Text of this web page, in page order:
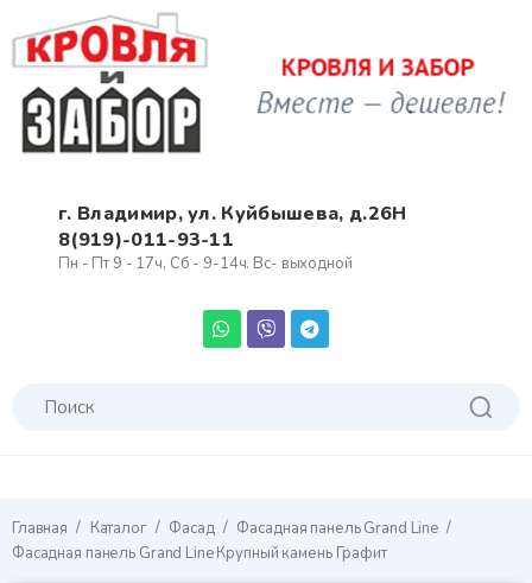
г. Владимир, ул. Куйбышева, д.26Н
8(919)-011-93-11
Пн - Пт 9 - 17ч, Сб - 9-14ч. Вс- выходной
Главная / Каталог / Фасад / Фасадная панель Grand Line /
Фасадная панель Grand Line Крупный камень Графит